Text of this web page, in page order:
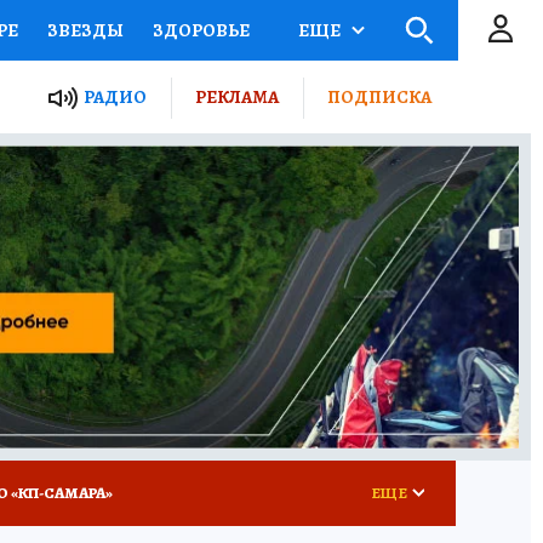
ЗВЕЗДЫ ЗДОРОВЬЕ
ПРОЕКТЫ РОССИИ
ПУТЕВОДИТЕЛЬ
ТУРИЗМ
ВСЕ О КП РАДИО КП
ЕЩЕ
РАДИО РЕКЛАМА ПОДПИСКА
«КП-САМАРА» ЕЩЕ